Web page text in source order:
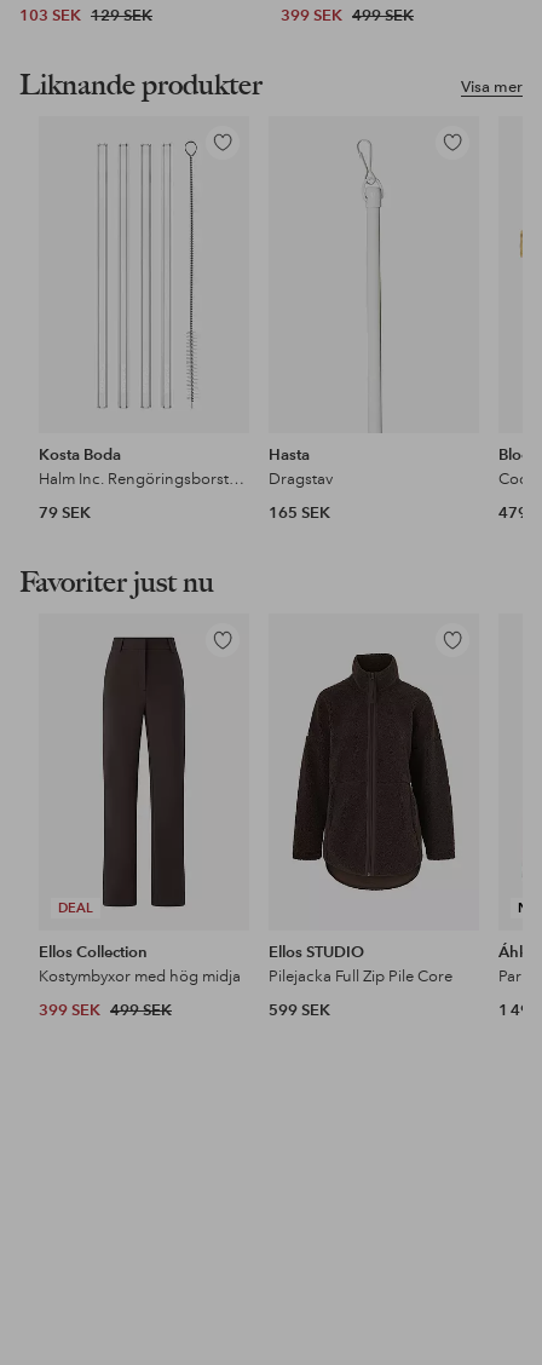
103 SEK 129 SEK
399 SEK 499 SEK
Visa mer
Liknande produkter
Lägg
Kosta Boda
Halm Inc. Rengöringsborste Viva 20Cm 4-P
79 SEK
Lägg
Hasta
Dragstav
165 SEK
479
Favoriter just nu
DEAL
Lägg
Ellos Collection
Kostymbyxor med hög midja
399 SEK 499 SEK
Lägg
favoriter
Ellos STUDIO
Pilejacka Full Zip Pile Core
599 SEK
1 499